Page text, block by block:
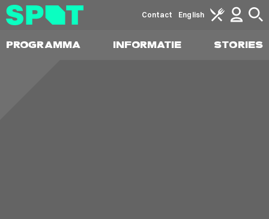
PROGRAMMA INFORMATIE STORIES
Contact English